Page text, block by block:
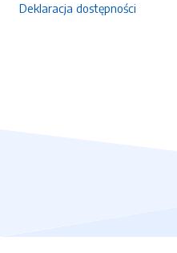
Deklaracja dostępności